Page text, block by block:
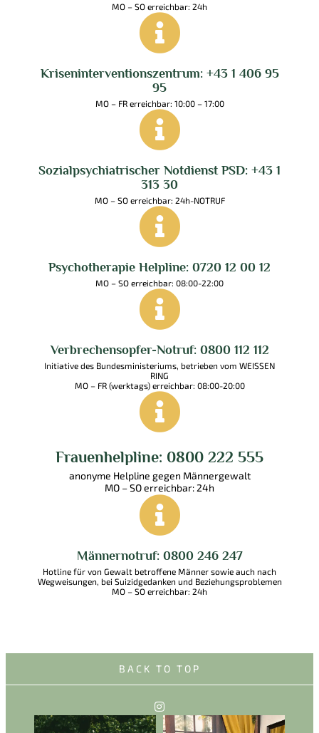
MO – SO erreichbar: 24h
Kriseninterventionszentrum: +43 1 406 95
95
MO – FR erreichbar: 10:00 – 17:00
Sozialpsychiatrischer Notdienst PSD: +43 1
313 30
MO – SO erreichbar: 24h-NOTRUF
Psychotherapie Helpline: 0720 12 00 12
MO – SO erreichbar: 08:00-22:00
Verbrechensopfer-Notruf: 0800 112 112
Initiative des Bundesministeriums, betrieben vom WEISSEN
RING
MO – FR (werktags) erreichbar: 08:00-20:00
Frauenhelpline: 0800 222 555
anonyme Helpline gegen Männergewalt
MO – SO erreichbar: 24h
Männernotruf: 0800 246 247
Hotline für von Gewalt betroffene Männer sowie auch nach
Wegweisungen, bei Suizidgedanken und Beziehungsproblemen
MO – SO erreichbar: 24h
BACK TO TOP